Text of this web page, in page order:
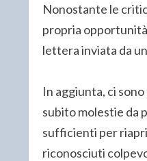
Nonostante le
propria opportunità
lettera inviata da
In aggiunta, ci
subito molestie da
sufficienti per
riconosciuti